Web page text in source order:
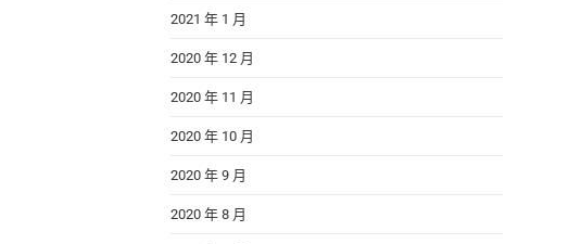
2021 年 1 月
2020 年 12 月
2020 年 11 月
2020 年 10 月
2020 年 9 月
2020 年 8 月